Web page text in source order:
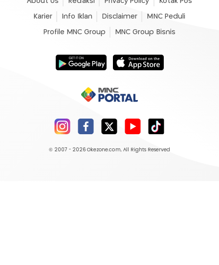
Karier Info Iklan Disclaimer MNC Peduli
Profile MNC Group MNC Group Bisnis
© 2007 - 2026 Okezone.com, All Rights Reserved